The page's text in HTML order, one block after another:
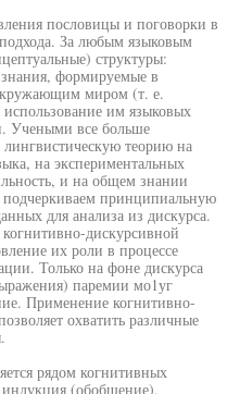
пословицы и поговорки в
За любым языковым
структуры:
формируемые в
окружающим миром (т. е.
им языковых
Учеными все больше
лингвистическую теорию на
на экспериментальных
и на общем знании
принципиальную
для анализа из дискурса.
дискурсивной
их роли в процессе
Только на фоне дискурса
паремии мо1уг
Применение когнитивно-
охватить различные
рядом когнитивных
(обобщение),